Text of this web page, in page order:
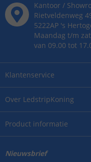
Over LedstripKoning
Product informatie
Klantenservice
Kantoor /
Rietveldenweg
5222AP 's
Maandag t/m
van 09.00 tot
Nieuwsbrief